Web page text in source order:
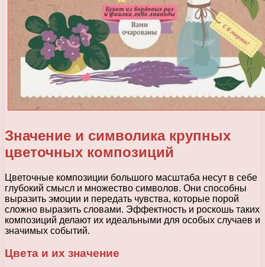
Значение и символика крупных
цветочных композиций
Цветочные композиции большого масштаба несут в себе
глубокий смысл и множество символов. Они способны
выразить эмоции и передать чувства, которые порой
сложно выразить словами. Эффектность и роскошь таких
композиций делают их идеальными для особых случаев и
значимых событий.
Цвета и их значение